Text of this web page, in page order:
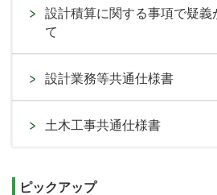
設計積算に関する事項で疑義
て
設計業務等共通仕様書
土木工事共通仕様書
ピックアップ